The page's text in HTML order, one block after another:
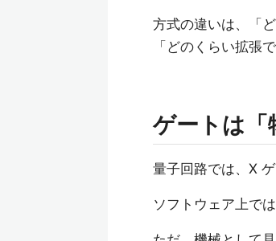
方式の違いは、「
「どのくらい拡張
ゲートは「
量子回路では、X
ソフトウェア上で